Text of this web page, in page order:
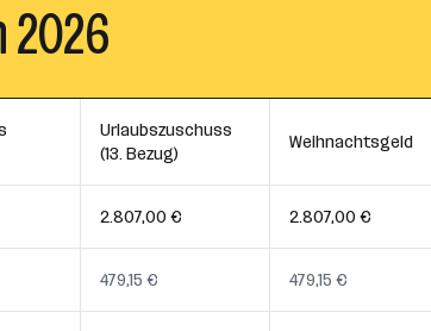
2026
Urlaubszuschuss
(13. Bezug)
Weihnachtsgeld
2.807,00 € 2.807,00 €
479,15 € 479,15 €